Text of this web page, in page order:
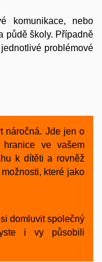
komunikace, nebo
půdě školy. Případně
problémové
náročná. Jde jen o
ve vašem
k dítěti a rovněž
které jako
domluvit společný
i vy působili